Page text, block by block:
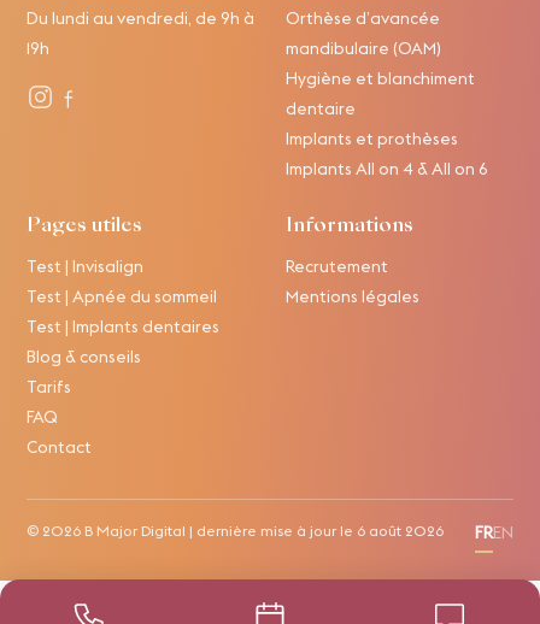
Du lundi au vendredi, de 9h à
19h
Orthèse d’avancée
mandibulaire (OAM)
Hygiène et blanchiment
dentaire
Implants et prothèses
Implants All on 4 & All on 6
Pages utiles
Test | Invisalign
Test | Apnée du sommeil
Test | Implants dentaires
Blog & conseils
Tarifs
FAQ
Contact
Informations
Recrutement
Mentions légales
© 2026 B Major Digital | dernière mise à jour le 6 août 2026 FREN